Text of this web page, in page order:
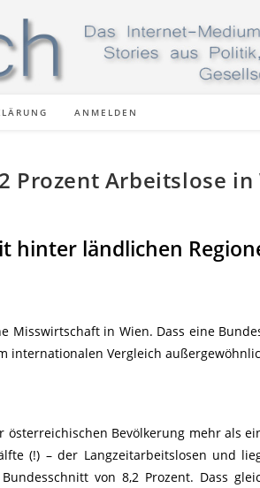
ANMELDEN
Prozent Arbeitslose in
hinter ländlichen
Misswirtschaft in Wien. Dass eine
Vergleich
Bevölkerung mehr als
(!) – der Langzeitarbeitslosen und
von 8,2 Prozent. Dass